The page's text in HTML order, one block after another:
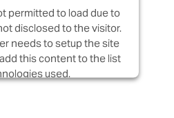
permitted to load due to
disclosed to the visitor.
needs to setup the site
this content to the list
used.